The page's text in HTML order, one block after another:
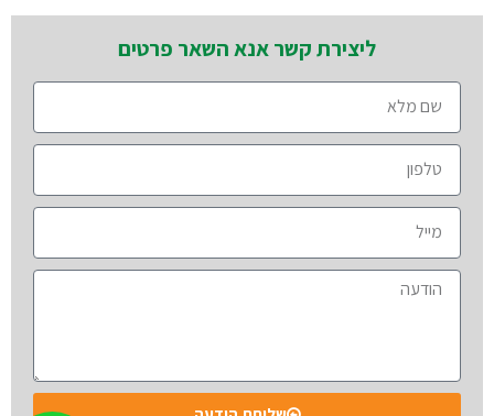
ליצירת קשר אנא השאר פרטים